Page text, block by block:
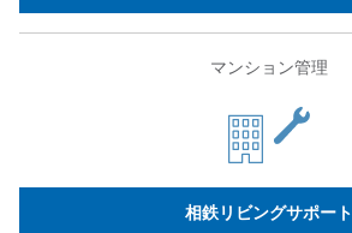
マンション管理
相鉄リビングサポート